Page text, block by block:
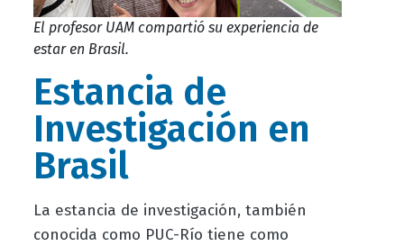
El profesor UAM compartió su experiencia de
estar en Brasil.
Estancia de
Investigación en
Brasil
La estancia de investigación, también
conocida como PUC-Río tiene como